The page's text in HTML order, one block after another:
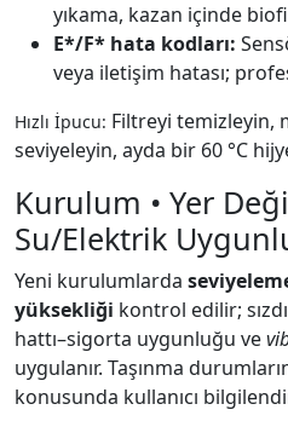
yıkama, kazan içinde
E*/F* hata kodları:
veya iletişim hatası;
Hızlı İpucu: Filtreyi temizleyin,
seviyeleyin, ayda bir 60 °C
Kurulum • Yer
Su/Elektrik
Yeni kurulumlarda
yüksekliği kontrol edilir;
hattı–sigorta uygunluğu ve
uygulanır. Taşınma
konusunda kullanıcı